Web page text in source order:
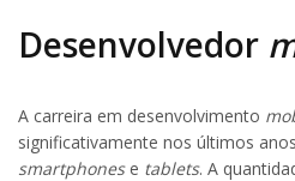
Desenvolvedor
A carreira em desenvolvimento
significativamente nos últimos
smartphonese tablets. A